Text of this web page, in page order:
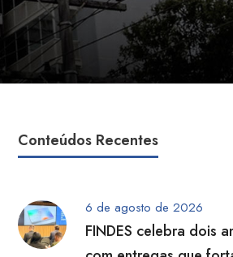
Conteúdos Recentes
6 de agosto de 2026
FINDES celebra dois